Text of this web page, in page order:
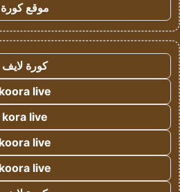
موقع كورة
كورة لايف
koora live
kora live
koora live
koora live